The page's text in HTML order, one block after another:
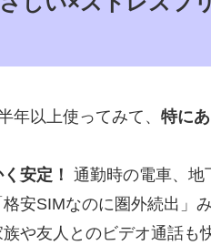
年以上使ってみて、 特に
安定！ 通勤時の電車、
格安SIMなのに圏外続出」
や友人とのビデオ通話も